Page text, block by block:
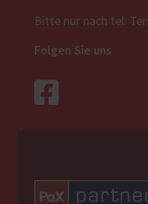
Bitte nur nach tel.
Folgen Sie uns